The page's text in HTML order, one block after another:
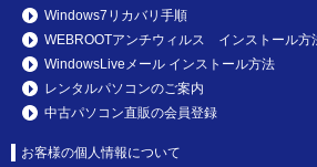
Windows7リカバリ手順
WEBROOTアンチウィルス インストール方
WindowsLiveメール インストール方法
レンタルパソコンのご案内
中古パソコン直販の会員登録
お客様の個人情報について